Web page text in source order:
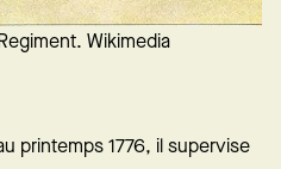
Wikimedia
printemps 1776, il supervise